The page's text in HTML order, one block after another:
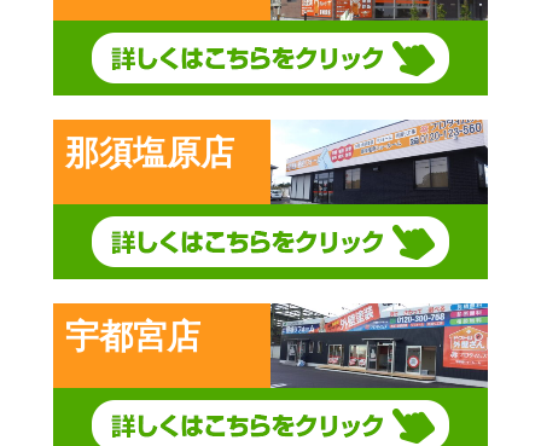
那須塩原店
宇都宮店